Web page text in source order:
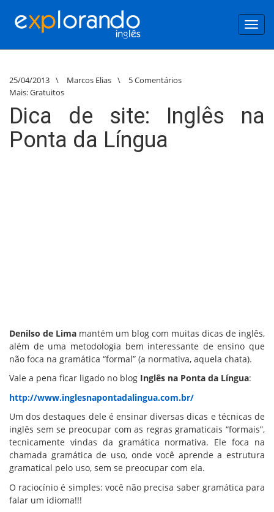
25/04/2013 \ Marcos Elias \
5 Comentários
Mais:Gratuitos
Dica de site: Inglês na
Ponta da Língua
Denilso de Lima mantém um blog com muitas dicas de inglês,
além de uma metodologia bem interessante de ensino que
não foca na gramática “formal” (a normativa, aquela chata).
Vale a pena ficar ligado no blog Inglês na Ponta da Língua:
http://www.inglesnapontadalingua.com.br/
Um dos destaques dele é ensinar diversas dicas e técnicas de
inglês sem se preocupar com as regras gramaticais “formais”,
tecnicamente vindas da gramática normativa. Ele foca na
chamada gramática de uso, onde você aprende a estrutura
gramatical pelo uso, sem se preocupar com ela.
O raciocínio é simples: você não precisa saber gramática para
falar um idioma!!!